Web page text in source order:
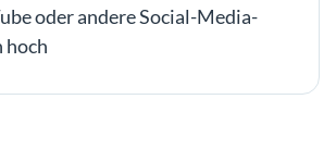
oder andere Social-Media-